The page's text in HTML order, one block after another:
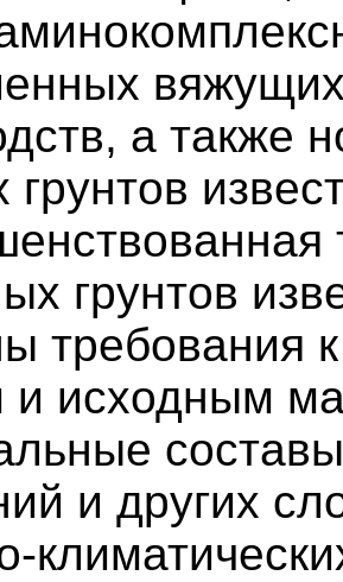
а также
грунтов
грунтов
требования
и исходным
и других